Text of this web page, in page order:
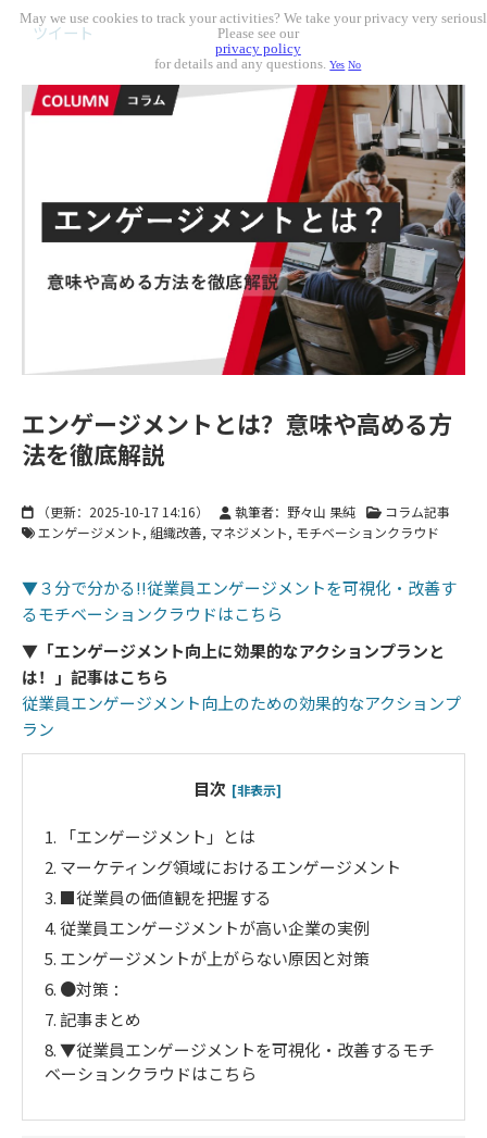
ツイート
エンゲージメントとは？意味や高める方
法を徹底解説
（更新： 2025-10-17 14:16） 執筆者：野々山 果純
コラム記事
エンゲージメント 組織改善 マネジメント モチベーションクラウド
▼３分で分かる!!従業員エンゲージメントを可視化・改善す
るモチベーションクラウドはこちら
▼「エンゲージメント向上に効果的なアクションプランと
は！」記事はこちら
従業員エンゲージメント向上のための効果的なアクションプ
ラン
目次 [非表示]
1.
「エンゲージメント」とは
2. マーケティング領域におけるエンゲージメント
3. ■従業員の価値観を把握する
4.従業員エンゲージメントが高い企業の実例
5. エンゲージメントが上がらない原因と対策
6. ●対策 ：
7. 記事まとめ
8.▼従業員エンゲージメントを可視化・改善するモチ
ベーションクラウドはこちら
May we use cookies to track your activities? We take your privacy very
Please see our
privacy policy
for details and any questions.Yes No